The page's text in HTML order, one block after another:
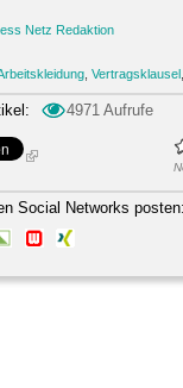
Netz Redaktion
Vertragsklausel
4971 Aufrufe
Social Networks